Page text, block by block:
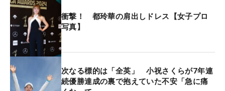
衝撃！ 都玲華の肩出しドレス【女子プロ
写真】
次なる標的は「全英」 小祝さくらが7年連
続優勝達成の裏で抱えていた不安「急に痛